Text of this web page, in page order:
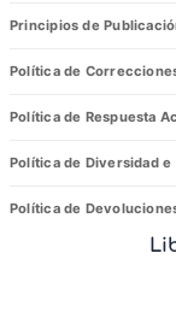
Principios de
Política de
Política de Respuesta
Política de Diversidad e
Política de